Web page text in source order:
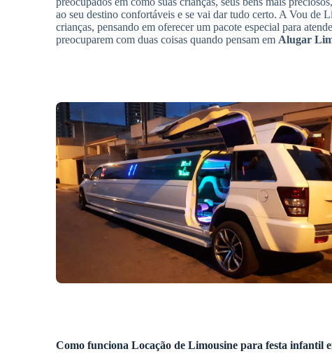
ao seu destino confortáveis e se vai dar tudo certo. A Vou de
crianças, pensando em oferecer um pacote especial para
preocuparem com duas coisas quando pensam em Alugar
Como funciona Locação de Limousine para festa infantil